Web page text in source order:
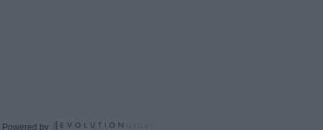
Powered by